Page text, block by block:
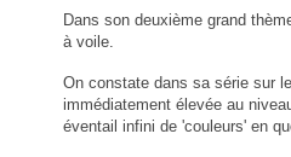
Dans son deuxième grand
à voile.
On constate dans sa série sur
immédiatement élevée au
éventail infini de 'couleurs' en